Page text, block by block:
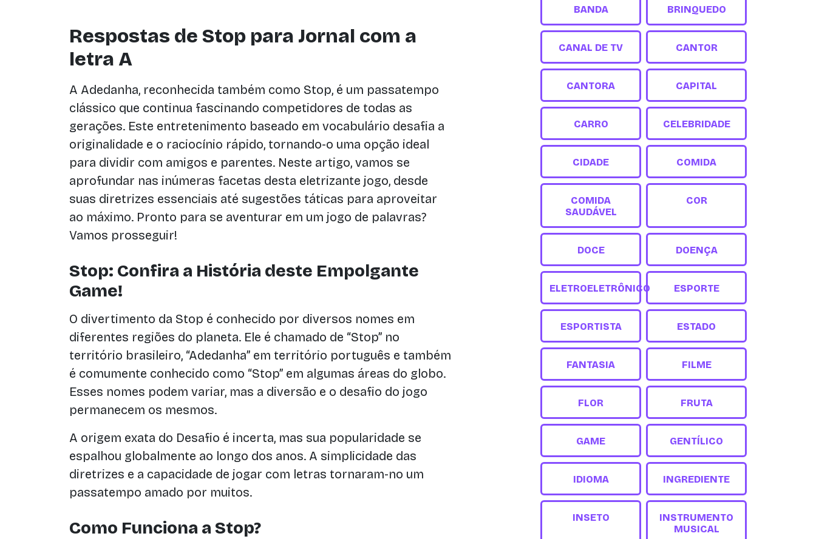
Respostas de Stop para Jornal com a
letra A
A Adedanha, reconhecida também como Stop, é um passatempo
clássico que continua fascinando competidores de todas as
gerações. Este entretenimento baseado em vocabulário desafia a
originalidade e o raciocínio rápido, tornando-o uma opção ideal
para dividir com amigos e parentes. Neste artigo, vamos se
aprofundar nas inúmeras facetas desta eletrizante jogo, desde
suas diretrizes essenciais até sugestões táticas para aproveitar
ao máximo. Pronto para se aventurar em um jogo de palavras?
Vamos prosseguir!
Stop: Confira a História deste Empolgante
Game!
O divertimento da Stop é conhecido por diversos nomes em
diferentes regiões do planeta. Ele é chamado de “Stop” no
território brasileiro, “Adedanha” em território português e também
é comumente conhecido como “Stop” em algumas áreas do globo.
Esses nomes podem variar, mas a diversão e o desafio do jogo
permanecem os mesmos.
A origem exata do Desafio é incerta, mas sua popularidade se
espalhou globalmente ao longo dos anos. A simplicidade das
diretrizes e a capacidade de jogar com letras tornaram-no um
passatempo amado por muitos.
Como Funciona a Stop?
BANDA BRINQUEDO
CANAL DE TV CANTOR
CANTORA CAPITAL
CARRO CELEBRIDADE
CIDADE COMIDA
COMIDA
SAUDÁVEL
COR
DOCE DOENÇA
ELETROELETRÔNICO ESPORTE
ESPORTISTA ESTADO
FANTASIA FILME
FLOR FRUTA
GAME GENTÍLICO
IDIOMA INGREDIENTE
INSETO
INSTRUMENTO
MUSICAL